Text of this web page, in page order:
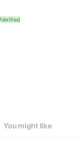
You might like